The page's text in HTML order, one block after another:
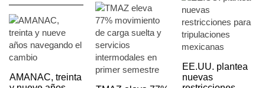
AMANAC, treinta
EE.UU. plantea
nuevas